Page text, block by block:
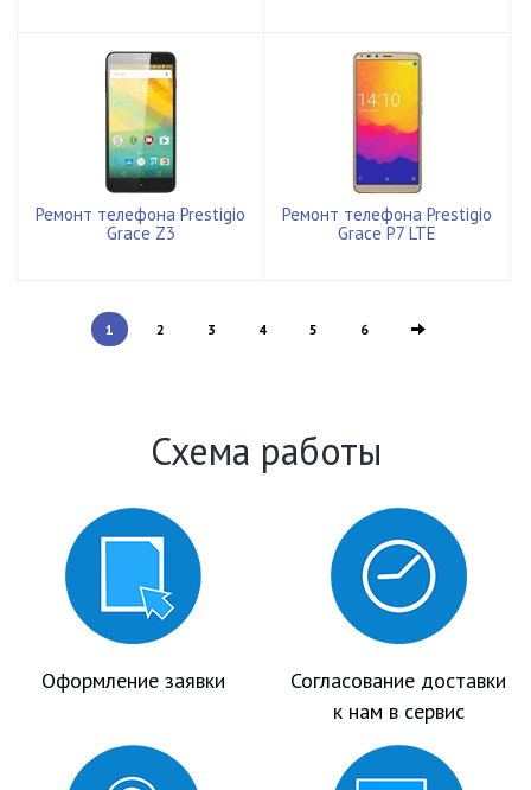
Ремонт телефона Prestigio
Grace Z3
Ремонт телефона Prestigio
Grace P7 LTE
1 2 3 4 5 6
Схема работы
Оформление заявки
Согласование доставки
к нам в сервис